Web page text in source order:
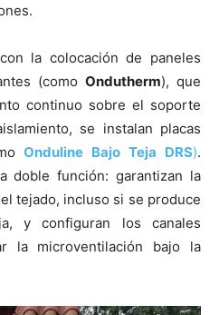
la colocación de paneles
(como Ondutherm), que
continuo sobre el soporte
se instalan placas
Onduline Bajo Teja DRS).
doble función: garantizan la
tejado, incluso si se produce
y configuran los canales
la microventilación bajo la